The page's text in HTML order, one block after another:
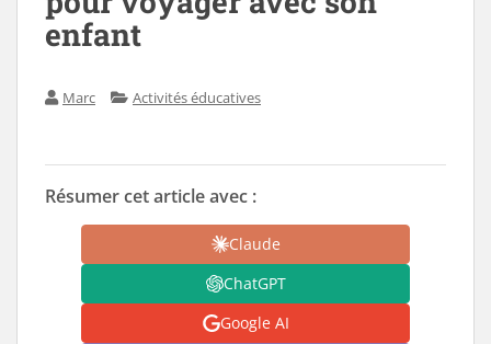
enfant
Marc Activités éducatives
Résumer cet article avec :
Claude
ChatGPT
Google AI